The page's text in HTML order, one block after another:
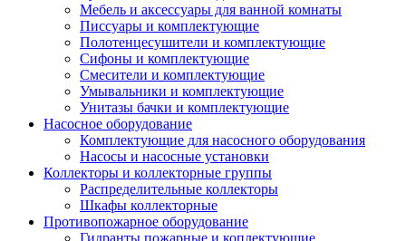
Мебель и аксессуары для ванной комнаты
Писсуары и комплектующие
Полотенцесушители и комплектующие
Сифоны и комплектующие
Смесители и комплектующие
Умывальники и комплектующие
Унитазы бачки и комплектующие
Насосное оборудование
Комплектующие для насосного оборудования
Насосы и насосные установки
Коллекторы и коллекторные группы
Распределительные коллекторы
Шкафы коллекторные
Противопожарное оборудование
Гидранты пожарные и коплектующие